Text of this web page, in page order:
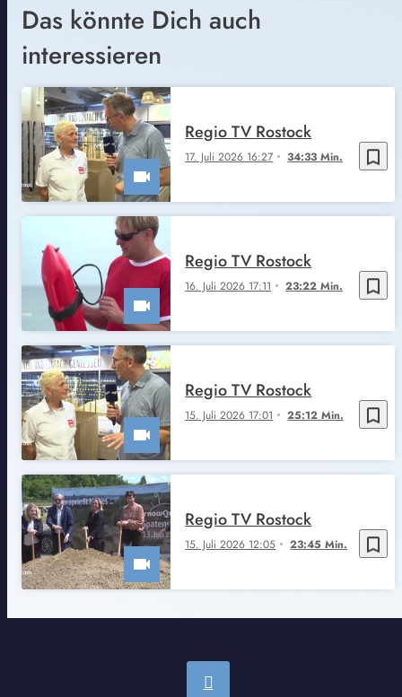
Das könnte Dich auch
interessieren
bookmark_border
17. Juli 2026 16:27 34:33 Min.
Regio TV Rostock
bookmark_border
16. Juli 2026 17:11 23:22 Min.
Regio TV Rostock
bookmark_border
15. Juli 2026 17:01 25:12 Min.
Regio TV Rostock
bookmark_border
15. Juli 2026 12:05 23:45 Min.
Regio TV Rostock